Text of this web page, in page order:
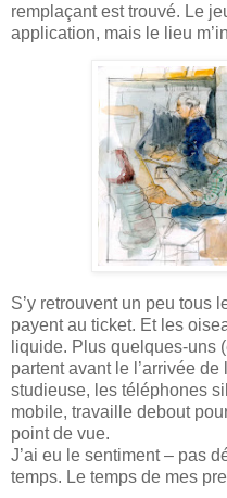
remplaçant est trouvé. Le
application, mais le lieu
S’y retrouvent un peu tous
payent au ticket. Et les
liquide. Plus quelques-uns
partent avant le l’arrivée de
studieuse, les téléphones
mobile, travaille debout
point de vue.
J’ai eu le sentiment – pas
temps. Le temps de mes